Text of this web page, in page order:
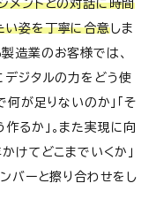
メントとの対話に時間
い姿を丁寧に合意しま
造業のお客様では、
デジタルの力をどう使
何が足りないのか」「そ
るか」。また実現に向
けてどこまでいくか」
バーと擦り合わせをし